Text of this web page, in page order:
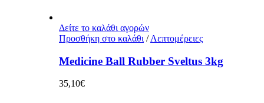
Δείτε το καλάθι αγορών
Προσθήκη στο καλάθι / Λεπτομέρειες
Medicine Ball Rubber Sveltus 3kg
35,10€